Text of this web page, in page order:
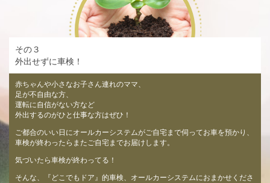
その３
外出せずに車検！
赤ちゃんや小さなお子さん連れのママ、
足が不自由な方、
運転に自信がない方など
外出するのがひと仕事な方はぜひ！
ご都合のいい日にオールカーシステムがご自宅まで伺ってお車を預かり、
車検が終わったらまたご自宅までお届けします。
気づいたら車検が終わってる！
そんな、『どこでもドア』的車検、オールカーシステムにおまかせくださ